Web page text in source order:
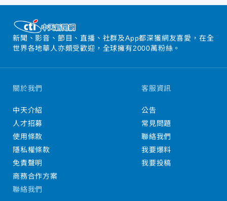
新聞、影音、節目、直播、社群及App都深獲網友喜愛，在全
世界各地華人亦頗受歡迎，全球擁有2000萬粉絲。
關於我們
中天介紹
人才招募
使用條款
隱私權條款
免責聲明
商務合作方案
客服資訊
公告
常見問題
聯絡我們
我要爆料
我要投稿
聯絡我們